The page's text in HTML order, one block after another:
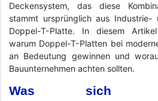
Deckensystem, das diese
stammt ursprünglich aus Industrie-
Doppel-T-Platte. In diesem
warum Doppel-T-Platten bei
an Bedeutung gewinnen und
Bauunternehmen achten sollten.
Was sich